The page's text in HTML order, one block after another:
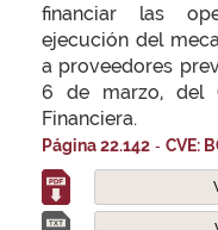
financiar las
ejecución del
a proveedores
6 de marzo, del
Financiera.
Página 22.142 - CVE: